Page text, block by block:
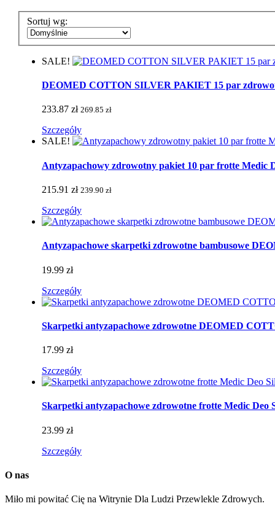
Sortuj wg:
SALE!
DEOMED COTTON SILVER PAKIET 15 par
233.87 zł 269.85 zł
Szczegóły
SALE!
Antyzapachowy zdrowotny pakiet 10 par frotte Medic
215.91 zł 239.90 zł
Szczegóły
Antyzapachowe skarpetki zdrowotne bambusowe
19.99 zł
Szczegóły
Skarpetki antyzapachowe zdrowotne DEOMED
17.99 zł
Szczegóły
Skarpetki antyzapachowe zdrowotne frotte Medic Deo
23.99 zł
Szczegóły
O nas
Miło mi powitać Cię na Witrynie Dla Ludzi Przewlekle Zdrowych.